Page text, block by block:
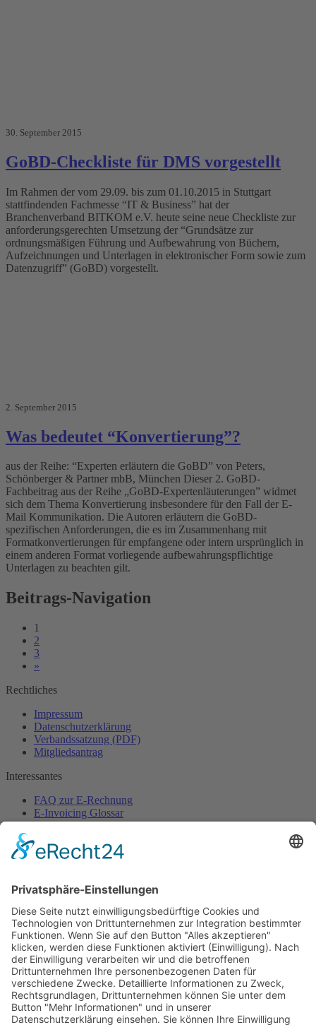
30. September 2015
GoBD-Checkliste für DMS vorgestellt
Im Rahmen der vom 29.09. bis zum 01.10.2015 in Stuttgart
stattfindenden Fachmesse “IT & Business” hat der
Branchenverband BITKOM e.V. heute seine neue Checkliste zur
anforderungsgerechten Umsetzung der “Grundsätze zur
ordnungsmäßigen Führung und Aufbewahrung von Büchern,
Aufzeichnungen und Unterlagen in elektronischer Form sowie zum
Datenzugriff” (GoBD) vorgestellt.
2. September 2015
Was bedeutet “Konvertierung”?
aus der Reihe: “Experten erläutern die GoBD” von Peters,
Schönberger & Partner mbB, München Dieser 2. GoBD-
Fachbeitrag aus der Reihe „GoBD-Expertenläuterungen” widmet
sich dem Thema Konvertierung insbesondere für den Fall der E-
Mail Kommunikation. Die Autoren erläutern die GoBD-
spezifischen Anforderungen, die es im Zusammenhang mit
Formatkonvertierungen für empfangene oder intern ursprünglich in
einem anderen Format vorliegende aufbewahrungspflichtige
Unterlagen zu beachten gilt.
Beitrags-Navigation
1
2
3
»
Rechtliches
Impressum
Datenschutzerklärung
Verbandssatzung (PDF)
Mitgliedsantrag
Interessantes
FAQ zur E-Rechnung
E-Invoicing Glossar
Pressebereich
Ansprechpartner
Sekretariat
Verband elektronische Rechnung (VeR)
Schackstraße 2
80539 München
+49 (0)89 954 57 54 68 (Mo-Do)
sekretariat@verband-e-rechnung.org
Jetzt
Mitglied
werden